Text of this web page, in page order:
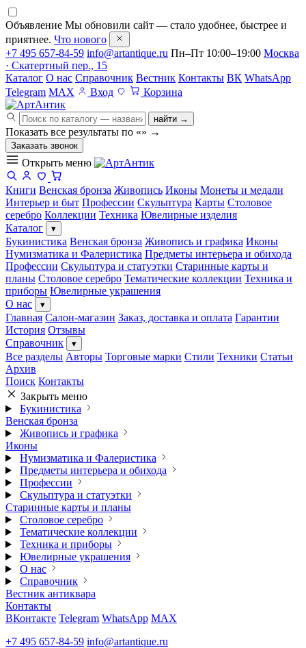
Объявление Мы обновили сайт — стало удобнее, быстрее и
приятнее. Что нового
+7 495 657-84-59 info@artantique.ru Пн–Пт 10:00–19:00 Москва
· Скатертный пер., 15
Каталог О нас Справочник Вестник Контакты ВК WhatsApp
Telegram MAX Вход Корзина
найти →
Показать все результаты по «» →
Заказать звонок
Открыть меню
Книги Венская бронза Живопись Иконы Монеты и медали
Интерьер и быт Профессии Скульптура Карты Столовое
серебро Коллекции Техника Ювелирные изделия
Каталог
▾
Букинистика Венская бронза Живопись и графика Иконы
Нумизматика и Фалеристика Предметы интерьера и обихода
Профессии Скульптура и статуэтки Старинные карты и
планы Столовое серебро Тематические коллекции Техника и
приборы Ювелирные украшения
О нас
▾
Главная Салон-магазин Заказ, доставка и оплата Гарантии
История Отзывы
Справочник
▾
Все разделы Авторы Торговые марки Стили Техники Статьи
Архив
Поиск Контакты
Закрыть меню
Букинистика
Венская бронза
Живопись и графика
Иконы
Нумизматика и Фалеристика
Предметы интерьера и обихода
Профессии
Скульптура и статуэтки
Старинные карты и планы
Столовое серебро
Тематические коллекции
Техника и приборы
Ювелирные украшения
О нас
Справочник
Вестник антиквара
Контакты
ВКонтакте Telegram WhatsApp MAX
+7 495 657-84-59 info@artantique.ru